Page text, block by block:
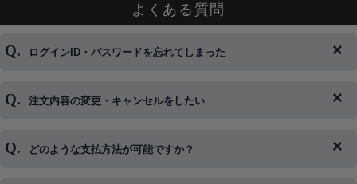
よくある質問
ログインID・パスワードを忘れてしまった
◆下記ページより、ログインIDの変更が可能です。
注文内容の変更・キャンセルをしたい
◆即日発送を行なっている関係上、午後以降のご連絡やキャンセル
どのような支払方法が可能ですか？